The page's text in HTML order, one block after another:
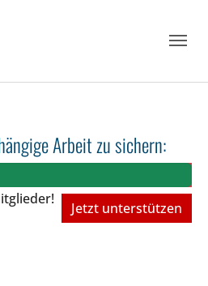
Arbeit zu sichern:
Jetzt unterstützen